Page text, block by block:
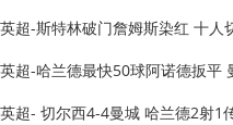
英超-斯特林破门詹姆斯染红 十人
英超-哈兰德最快50球阿诺德扳平
英超- 切尔西4-4曼城 哈兰德2射1